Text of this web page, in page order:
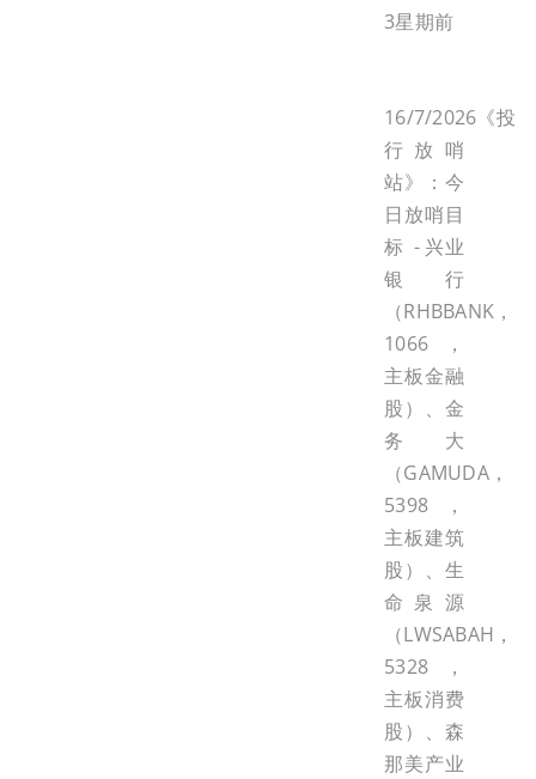
3星期前
16/7/2026《投
行放哨
站》：今
日放哨目
标 - 兴业
银行
（RHBBANK，
1066，
主板金融
股）、金
务大
（GAMUDA，
5398，
主板建筑
股）、生
命泉源
（LWSABAH，
5328，
主板消费
股）、森
那美产业